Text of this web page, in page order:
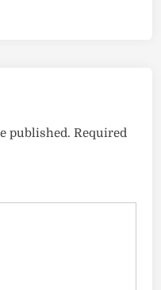
published. Required